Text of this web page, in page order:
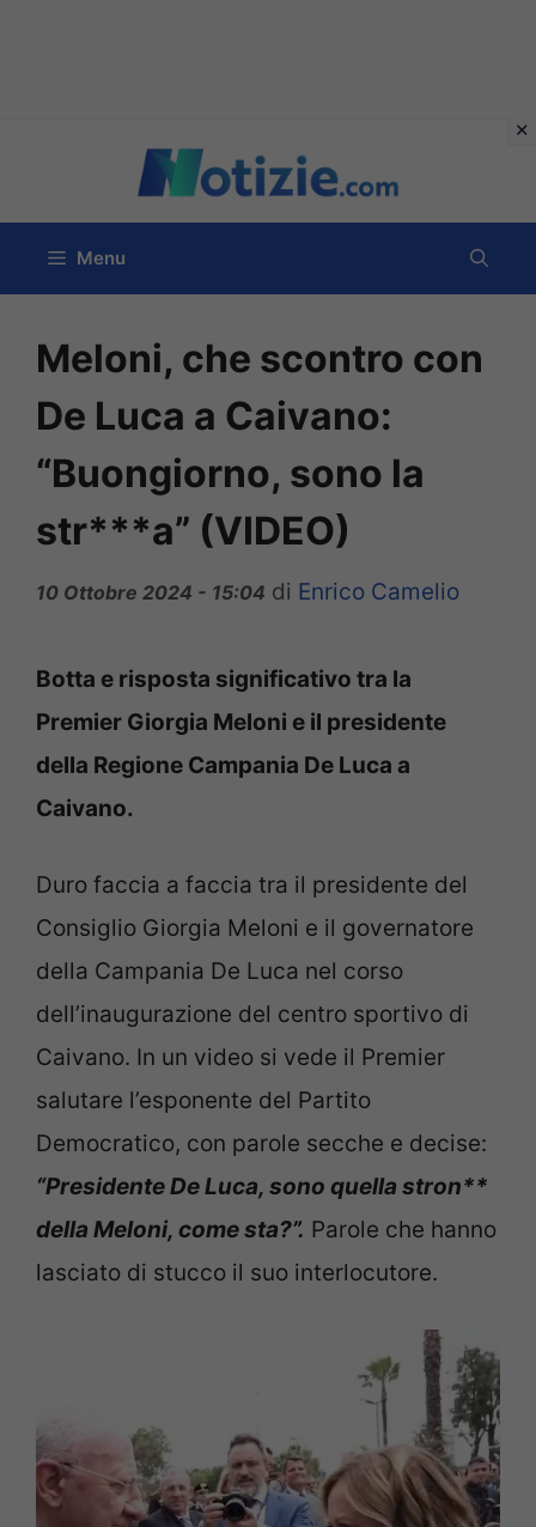
contenuto
Menu
Meloni, che scontro con
De Luca a Caivano:
“Buongiorno, sono la
str***a” (VIDEO)
10 Ottobre 2024 - 15:04 di Enrico Camelio
Botta e risposta significativo tra la
Premier Giorgia Meloni e il presidente
della Regione Campania De Luca a
Caivano.
Duro faccia a faccia tra il presidente del
Consiglio Giorgia Meloni e il governatore
della Campania De Luca nel corso
dell’inaugurazione del centro sportivo di
Caivano. In un video si vede il Premier
salutare l’esponente del Partito
Democratico, con parole secche e decise:
“Presidente De Luca, sono quella stron**
della Meloni, come sta?”. Parole che hanno
lasciato di stucco il suo interlocutore.